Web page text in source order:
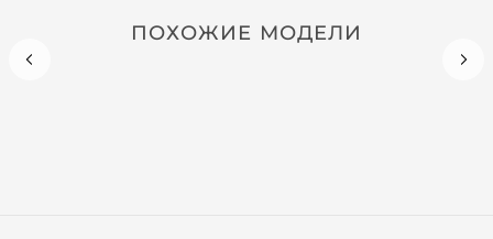
ПОХОЖИЕ МОДЕЛИ